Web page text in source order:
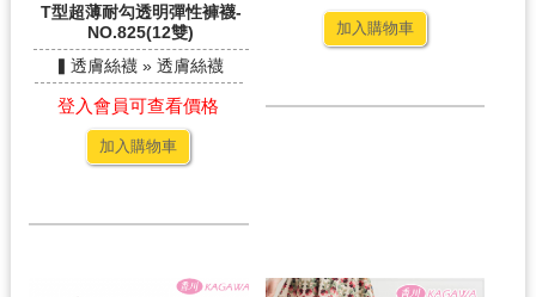
T型超薄耐勾透明彈性褲襪-
NO.825(12雙)
▍透膚絲襪 » 透膚絲襪
登入會員可查看價格
加入購物車
加入購物車